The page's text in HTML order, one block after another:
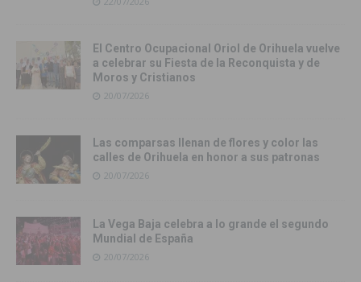
El Centro Ocupacional Oriol de Orihuela vuelve
a celebrar su Fiesta de la Reconquista y de
Moros y Cristianos
20/07/2026
Las comparsas llenan de flores y color las
calles de Orihuela en honor a sus patronas
20/07/2026
La Vega Baja celebra a lo grande el segundo
Mundial de España
20/07/2026